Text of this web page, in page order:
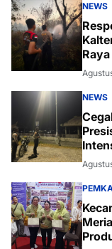
NEWS
Raya
NEWS